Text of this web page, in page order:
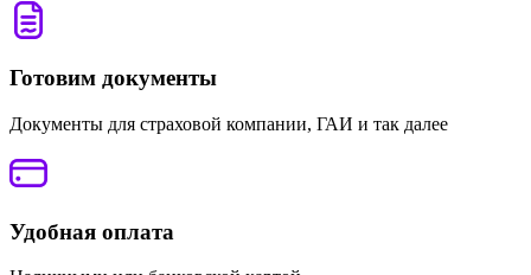
Готовим документы
Документы для страховой компании, ГАИ и так далее
Удобная оплата